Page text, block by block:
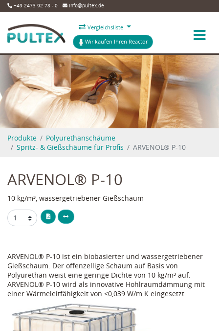
+49 2473 92 78 - 0 info@pultex.de
Vergleichsliste
Wir kaufen Ihren Reactor
Produkte
Polyurethanschäume
Spritz- & Gießschäume für Profis
ARVENOL® P-10
ARVENOL® P-10
10 kg/m³, wassergetriebener Gießschaum
ARVENOL® P-10 ist ein biobasierter und wassergetriebener
Gießschaum. Der offenzellige Schaum auf Basis von
Polyurethan weist eine geringe Dichte von 10 kg/m³ auf.
ARVENOL® P-10 wird als innovative Hohlraumdämmung mit
einer Wärmeleitfähigkeit von <0,039 W/m.K eingesetzt.